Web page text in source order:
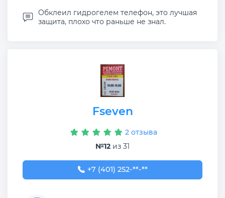
Обклеил гидрогелем телефон, это лучшая
защита, плохо что раньше не знал.
Fseven
2 отзыва
№12 из 31
+7 (401) 252-46-86
+7 (401) 252-**-**